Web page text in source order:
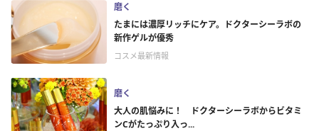
磨く
たまには濃厚リッチにケア。ドクターシーラボの
新作ゲルが優秀
コスメ最新情報
磨く
大人の肌悩みに！ ドクターシーラボからビタミ
ンCがたっぷり入っ...